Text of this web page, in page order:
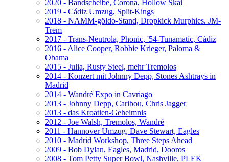
2020 - Bandscheibe, Corona, Hollow Skai
2019 - Cádiz Umzug, Split-Kings
2018 - NAMM-göldo-Stand, Dropkick Murphies. JM-
Trem
2017 - Trans-Neutrola, Phonic, '54-Tunamatic, Cádiz
2016 - Alice Cooper, Robbie Krieger, Paloma &
Obama
2015 - Julia, Rusty Steel, mehr Tremolos
2014 - Konzert mit Johnny Depp, Stones Ashtrays in
Madrid
2014 - Wandré Expo in Cavriago
2013 - Johnny Depp, Caribou, Chris Jagger
2013 - das Kroatien-Geheimnis
2012 - Joe Walsh, Tremolos, Wandré
2011 - Hannover Umzug, Dave Stewart, Eagles
2010 - Madrid Workshop, Three Steps Ahead
2009 - Bob Dylan, Eagles, Madrid, Dooros
2008 - Tom Petty Super Bowl, Nashville, PLEK